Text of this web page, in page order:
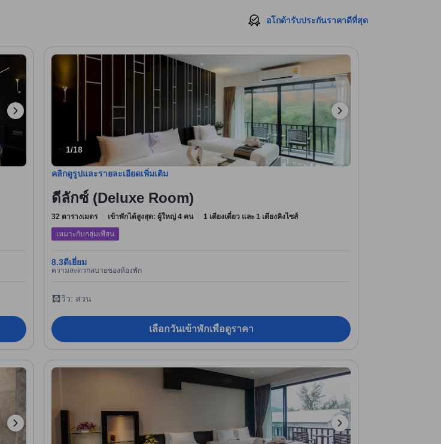
อโกด้ารับประกันราคาดีที่สุด
1/18
คลิกดูรูปและรายละเอียดเพิ่มเติม
ดีลักซ์ (Deluxe Room)
32 ตารางเมตร เข้าพักได้สูงสุด: ผู้ใหญ่ 4 คน 1 เตียงเดี่ยว และ 1 เตียงคิงไซส์
เหมาะกับกลุ่มเพื่อน
8.3ดีเยี่ยม
ความสะดวกสบายของห้องพัก
วิว: สวน
เลือกวันเข้าพักเพื่อดูราคา